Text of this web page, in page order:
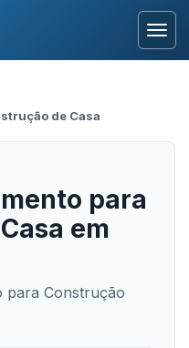
de Casa
para
em
para Construção